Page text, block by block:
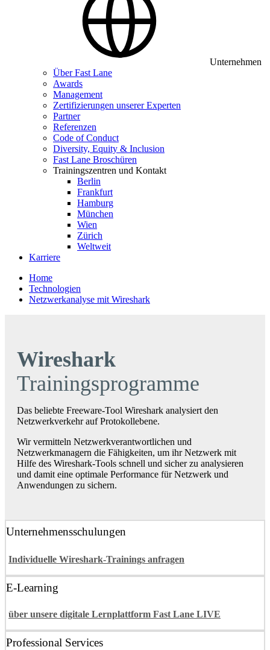
Unternehmen
Über Fast Lane
Awards
Management
Zertifizierungen unserer Experten
Partner
Referenzen
Code of Conduct
Diversity, Equity & Inclusion
Fast Lane Broschüren
Trainingszentren und Kontakt
Berlin
Frankfurt
Hamburg
München
Wien
Zürich
Weltweit
Karriere
Home
Technologien
Netzwerkanalyse mit Wireshark
Wireshark
Trainingsprogramme
Das beliebte Freeware-Tool Wireshark analysiert den
Netzwerkverkehr auf Protokollebene.
Wir vermitteln Netzwerkverantwortlichen und
Netzwerkmanagern die Fähigkeiten, um ihr Netzwerk mit
Hilfe des Wireshark-Tools schnell und sicher zu analysieren
und damit eine optimale Performance für Netzwerk und
Anwendungen zu sichern.
Unternehmensschulungen
Individuelle Wireshark-Trainings anfragen
E-Learning
über unsere digitale Lernplattform Fast Lane LIVE
Professional Services